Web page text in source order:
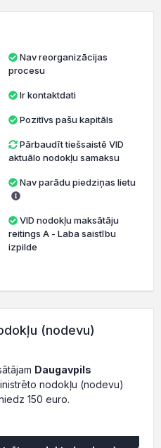
Nav reorganizācijas
procesu
Ir kontaktdati
Pozitīvs pašu kapitāls
Pārbaudīt tiešsaistē VID
aktuālo nodokļu samaksu
Nav parādu piedziņas lietu
VID nodokļu maksātāju
reitings A - Laba saistību
izpilde
(nodevu)
Daugavpils
nodokļu (nodevu)
150 euro.